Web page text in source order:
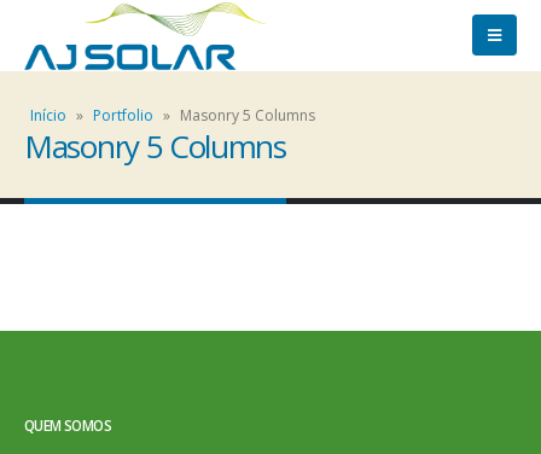
Início » Portfolio » Masonry 5 Columns
Masonry 5 Columns
QUEM SOMOS